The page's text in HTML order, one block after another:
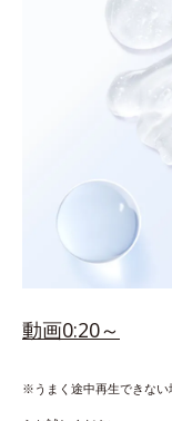
動画0:20～
※うまく途中再生できない